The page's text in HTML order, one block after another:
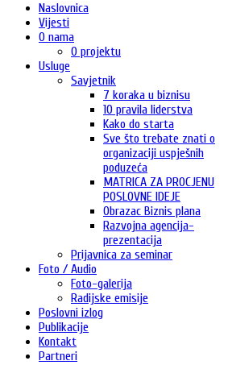
Naslovnica
Vijesti
O nama
O projektu
Usluge
Savjetnik
7 koraka u biznisu
10 pravila liderstva
Kako do starta
Sve što trebate znati o
organizaciji uspješnih
poduzeća
MATRICA ZA PROCJENU
POSLOVNE IDEJE
Obrazac Biznis plana
Razvojna agencija-
prezentacija
Prijavnica za seminar
Foto / Audio
Foto-galerija
Radijske emisije
Poslovni izlog
Publikacije
Kontakt
Partneri